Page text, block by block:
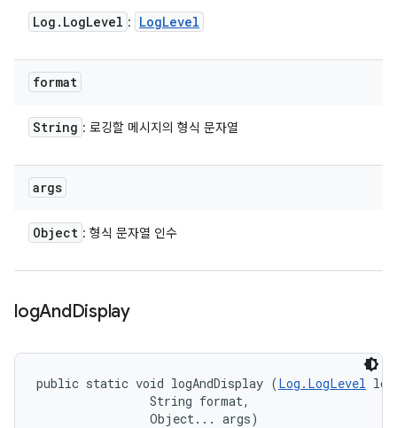
Log . LogLevel : LogLevel
format
String : 로깅할 메시지의 형식 문자열
args
Object : 형식 문자열 인수
logAndDisplay
public static void logAndDisplay (Log.LogLevel
                String format,
                Object... args)